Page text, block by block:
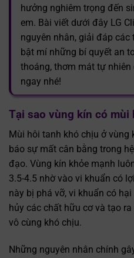
hưởng nghiêm trọng đến
em. Bài viết dưới đây LG
nguyên nhân, giải đáp
bật mí những bí quyết an
thoáng, thơm mát tự nhiên
ngay nhé!
Tại sao vùng kín có mùi
Mùi hôi tanh khó chịu ở
báo sự mất cân bằng trong
đạo. Vùng kín khỏe mạnh
3.5-4.5 nhờ vào vi khuẩn có
này bị phá vỡ, vi khuẩn có
hủy các chất hữu cơ và tạo
vô cùng khó chịu.
Những nguyên nhân chính